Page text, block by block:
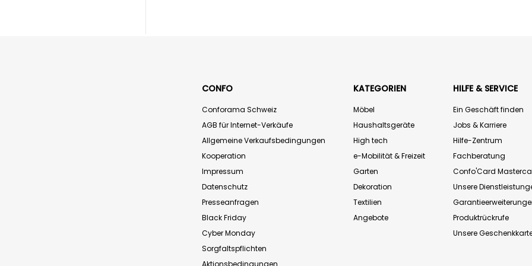
CONFO
Conforama Schweiz
AGB für Internet-Verkäufe
Allgemeine Verkaufsbedingungen
Kooperation
Impressum
Datenschutz
Presseanfragen
Black Friday
Cyber Monday
Sorgfaltspflichten
KATEGORIEN
Möbel
Haushaltsgeräte
High tech
e-Mobilität & Freizeit
Garten
Dekoration
Textilien
Angebote
HILFE & SERVICE
Ein Geschäft finden
Jobs & Karriere
Hilfe-Zentrum
Fachberatung
Confo'Card
Unsere
Produktrückrufe
Unsere